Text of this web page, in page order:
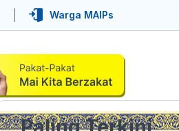
Warga MAIPs